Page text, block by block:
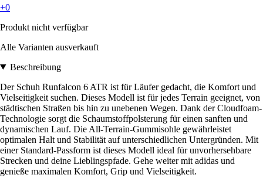
+0
Produkt nicht verfügbar
Alle Varianten ausverkauft
Beschreibung
Der Schuh Runfalcon 6 ATR ist für Läufer gedacht, die Komfort und
Vielseitigkeit suchen. Dieses Modell ist für jedes Terrain geeignet, von
städtischen Straßen bis hin zu unebenen Wegen. Dank der Cloudfoam-
Technologie sorgt die Schaumstoffpolsterung für einen sanften und
dynamischen Lauf. Die All-Terrain-Gummisohle gewährleistet
optimalen Halt und Stabilität auf unterschiedlichen Untergründen. Mit
einer Standard-Passform ist dieses Modell ideal für unvorhersehbare
Strecken und deine Lieblingspfade. Gehe weiter mit adidas und
genieße maximalen Komfort, Grip und Vielseitigkeit.